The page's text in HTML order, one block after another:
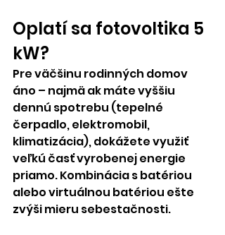
Oplatí sa fotovoltika 5
kW?
Pre väčšinu rodinných domov
áno – najmä ak máte vyššiu
dennú spotrebu (tepelné
čerpadlo, elektromobil,
klimatizácia), dokážete využiť
veľkú časť vyrobenej energie
priamo. Kombinácia s batériou
alebo virtuálnou batériou ešte
zvýši mieru sebestačnosti.